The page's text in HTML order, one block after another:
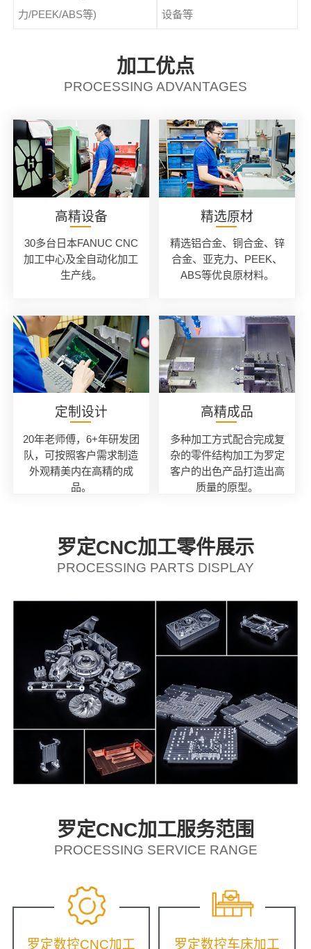
力/PEEK/ABS等)
设备等
加工优点
PROCESSING ADVANTAGES
高精设备
30多台日本FANUC CNC
加工中心及全自动化加工
生产线。
精选原材
精选铝合金、铜合金、锌
合金、亚克力、PEEK、
ABS等优良原材料。
定制设计
20年老师傅，6+年研发团
队，可按照客户需求制造
外观精美内在高精的成
品。
高精成品
多种加工方式配合完成复
杂的零件结构加工为罗定
客户的出色产品打造出高
质量的原型。
罗定CNC加工零件展示
PROCESSING PARTS DISPLAY
罗定CNC加工服务范围
PROCESSING SERVICE RANGE
罗定数控CNC加工 罗定数控车床加工